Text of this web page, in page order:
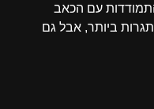
עם הכאב
ביותר, אבל גם